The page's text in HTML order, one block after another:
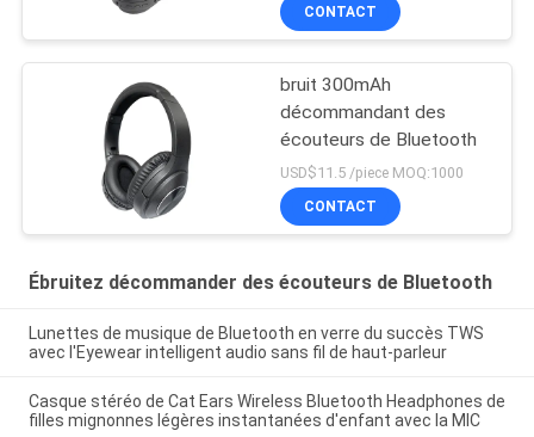
CONTACT
bruit 300mAh
décommandant des
écouteurs de Bluetooth
USD$11.5 /piece MOQ:1000
CONTACT
Ébruitez décommander des écouteurs de Bluetooth
Lunettes de musique de Bluetooth en verre du succès TWS
avec l'Eyewear intelligent audio sans fil de haut-parleur
Casque stéréo de Cat Ears Wireless Bluetooth Headphones de
filles mignonnes légères instantanées d'enfant avec la MIC